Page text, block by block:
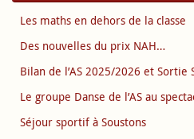
Les maths en dehors de la classe
Des nouvelles du prix NAH…
Bilan de l’AS 2025/2026 et Sortie
Le groupe Danse de l’AS au
Séjour sportif à Soustons